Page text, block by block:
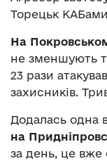
Торецьк
На
не зменшують
23 рази
захисників.
Додалась одна
на
за день, це вже